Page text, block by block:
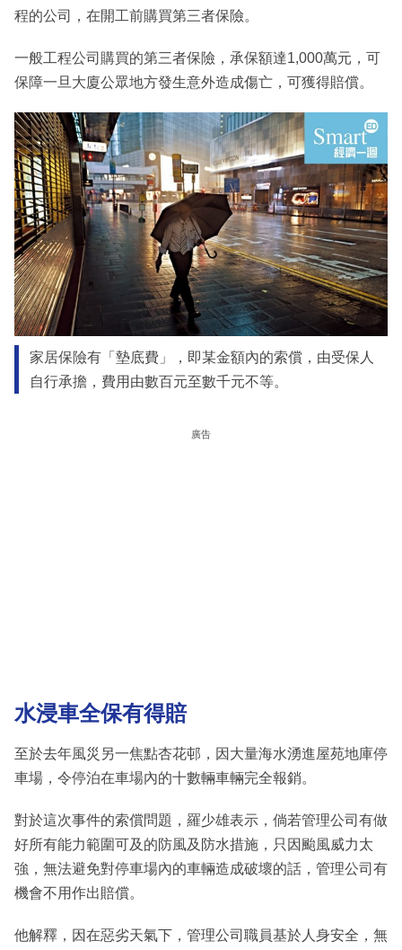
程的公司，在開工前購買第三者保險。
一般工程公司購買的第三者保險，承保額達1,000萬元，可
保障一旦大廈公眾地方發生意外造成傷亡，可獲得賠償。
家居保險有「墊底費」，即某金額內的索償，由受保人
自行承擔，費用由數百元至數千元不等。
廣告
水浸車全保有得賠
至於去年風災另一焦點杏花邨，因大量海水湧進屋苑地庫停
車場，令停泊在車場內的十數輛車輛完全報銷。
對於這次事件的索償問題，羅少雄表示，倘若管理公司有做
好所有能力範圍可及的防風及防水措施，只因颱風威力太
強，無法避免對停車場內的車輛造成破壞的話，管理公司有
機會不用作出賠償。
他解釋，因在惡劣天氣下，管理公司職員基於人身安全，無